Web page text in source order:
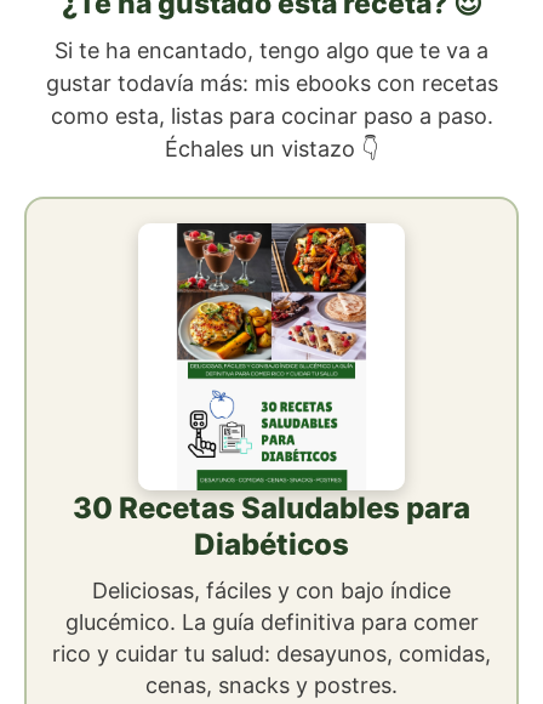
Si te ha encantado, tengo algo que te va a
gustar todavía más: mis ebooks con recetas
como esta, listas para cocinar paso a paso.
Échales un vistazo 👇
30 Recetas Saludables para
Diabéticos
Deliciosas, fáciles y con bajo índice
glucémico. La guía definitiva para comer
rico y cuidar tu salud: desayunos, comidas,
cenas, snacks y postres.